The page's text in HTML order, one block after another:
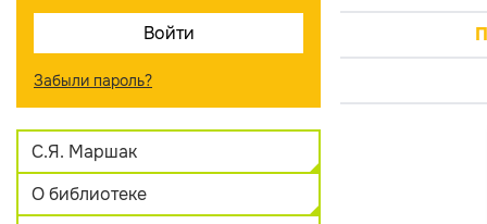
Забыли пароль?
С.Я. Маршак
О библиотеке